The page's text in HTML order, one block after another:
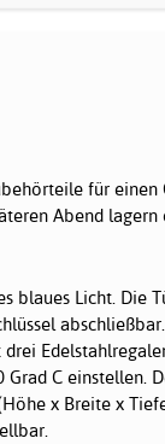
für einen
Abend
blaues Licht. Die
Grad C einstellen.
x Breite x